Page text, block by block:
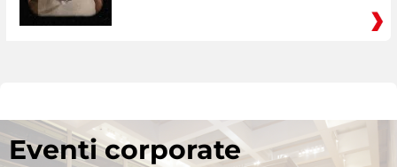
Eventi corporate